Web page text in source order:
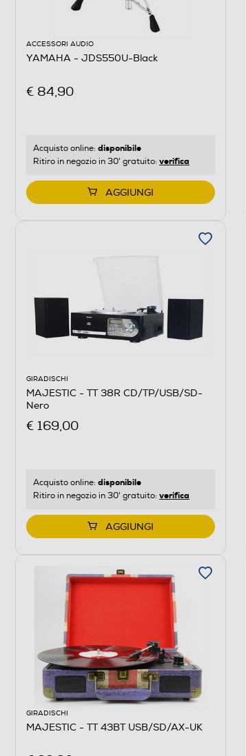
ACCESSORI AUDIO
YAMAHA - JDS550U-Black
€ 84,90
Acquisto online: disponibile
Ritiro in negozio in 30' gratuito: verifica
AGGIUNGI
GIRADISCHI
MAJESTIC - TT 38R CD/TP/USB/SD-
Nero
€ 169,00
Acquisto online: disponibile
Ritiro in negozio in 30' gratuito: verifica
AGGIUNGI
GIRADISCHI
MAJESTIC - TT 43BT USB/SD/AX-UK